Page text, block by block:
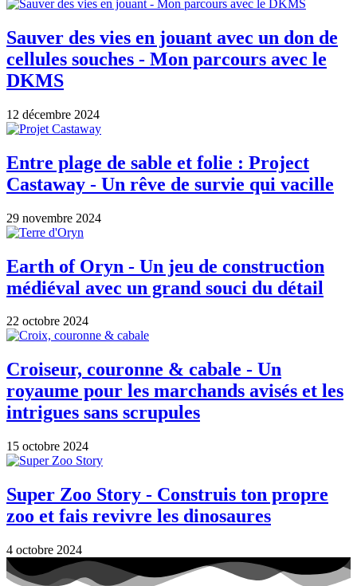
Sauver des vies en jouant avec un don de
cellules souches - Mon parcours avec le
DKMS
12 décembre 2024
Entre plage de sable et folie : Project
Castaway - Un rêve de survie qui vacille
29 novembre 2024
Earth of Oryn - Un jeu de construction
médiéval avec un grand souci du détail
22 octobre 2024
Croiseur, couronne & cabale - Un
royaume pour les marchands avisés et les
intrigues sans scrupules
15 octobre 2024
Super Zoo Story - Construis ton propre
zoo et fais revivre les dinosaures
4 octobre 2024